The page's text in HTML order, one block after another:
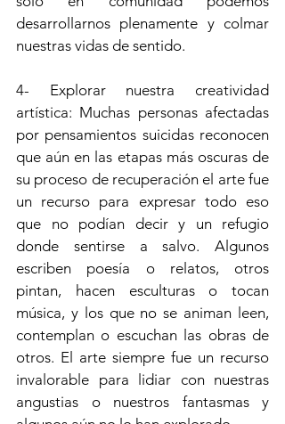
desarrollarnos plenamente y colmar
nuestras vidas de sentido.
4- Explorar nuestra creatividad
artística: Muchas personas afectadas
por pensamientos suicidas reconocen
que aún en las etapas más oscuras de
su proceso de recuperación el arte fue
un recurso para expresar todo eso
que no podían decir y un refugio
donde sentirse a salvo. Algunos
escriben poesía o relatos, otros
pintan, hacen esculturas o tocan
música, y los que no se animan leen,
contemplan o escuchan las obras de
otros. El arte siempre fue un recurso
invalorable para lidiar con nuestras
angustias o nuestros fantasmas y